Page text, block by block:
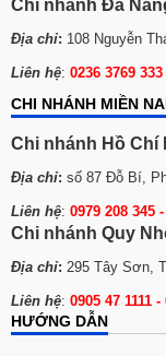
Chi nhánh Đà
Địa chỉ: 108 Nguyễn
Liên hệ: 0236 3769
CHI NHÁNH MIỀN
Chi nhánh Hồ Chí
Địa chỉ: số 87 Đỗ Bí,
Liên hệ: 0979 208 345 -
Chi nhánh Quy
Địa chỉ: 295 Tây Sơn,
Liên hệ: 0905 47 1111
HƯỚNG DẪN